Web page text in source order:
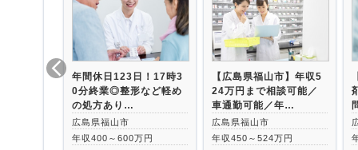
年間休日123日！17時3
0分終業◎整形など軽め
の処方あり…
広島県福山市
年収400～600万円
【広島県福山市】年収5
24万円まで相談可能／
車通勤可能／年…
広島県福山市
年収450～524万円